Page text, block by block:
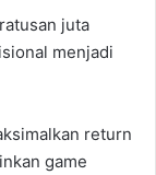
juta
menjadi
return
game